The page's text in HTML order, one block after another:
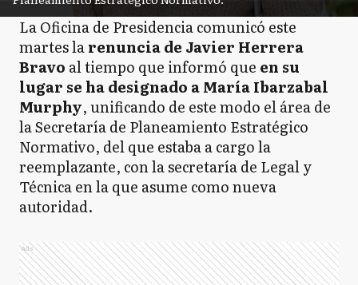
La Oficina de Presidencia comunicó este
martes larenuncia de Javier Herrera
Bravo al tiempo que informó que en su
lugar se ha designado a María Ibarzabal
Murphy, unificando de este modo el área de
la Secretaría de Planeamiento Estratégico
Normativo, del que estaba a cargo la
reemplazante, con la secretaría de Legal y
Técnica en la que asume como nueva
autoridad.
Ads